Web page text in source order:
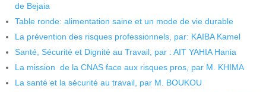
de Bejaia
Table ronde: alimentation saine et un mode de vie durable
La prévention des risques professionnels, par: KAIBA Kamel
Santé, Sécurité et Dignité au Travail, par : AIT YAHIA Hania
La mission de la CNAS face aux risques pros, par M. KHIMA
La santé et la sécurité au travail, par M. BOUKOU